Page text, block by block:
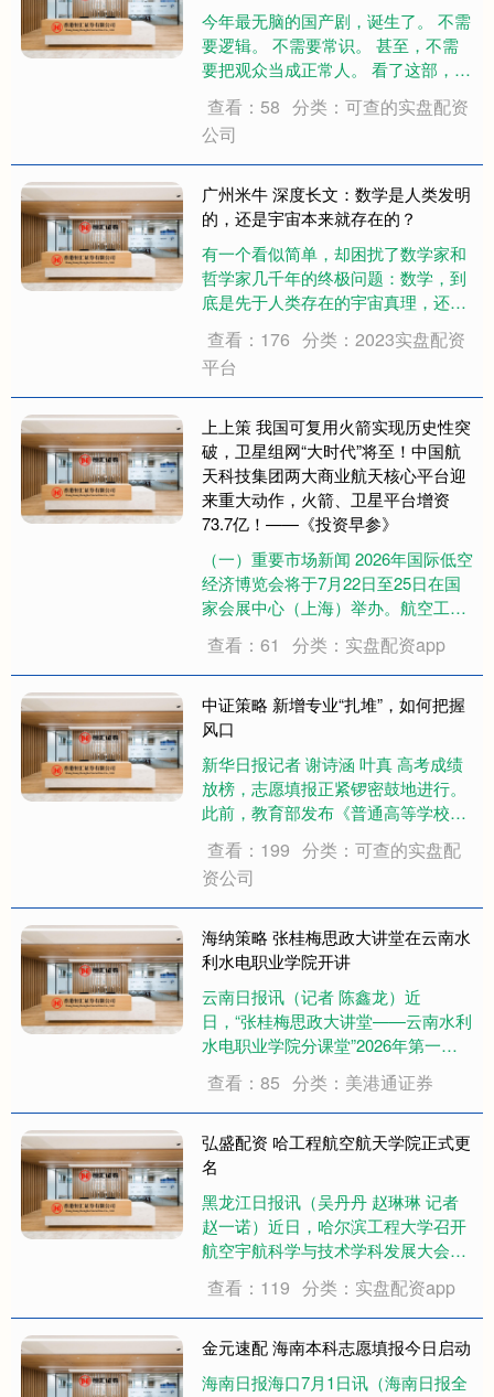
今年最无脑的国产剧，诞生了。 不需
要逻辑。 不需要常识。 甚至，不需
要把观众当成正常人。 看了这部，鱼
瓣评分4.7。 目前看来，这个分数还
是给高了。 看过之后，我整个人是麻
木的。 那种感觉就像是，编剧把你
的....
查看：58 分类：可查的实盘配资
公司
广州米牛 深度长文：数学是人类发明
的，还是宇宙本来就存在的？
有一个看似简单，却困扰了数学家和
哲学家几千年的终极问题：数学，到
底是先于人类存在的宇宙真理，还是
我们从小到大学习数学，早就形成了
根深蒂固的直觉：数学是绝对正确、
永恒不变的。 不管是2+2=4，三角形
内角和等....
查看：176 分类：2023实盘配资
平台
上上策 我国可复用火箭实现历史性突
破，卫星组网“大时代”将至！中国航
天科技集团两大商业航天核心平台迎
来重大动作，火箭、卫星平台增资
73.7亿！——《投资早参》
（一）重要市场新闻 2026年国际低空
经济博览会将于7月22日至25日在国
家会展中心（上海）举办。航空工
国家级低空技术方案；、达索、爱普
生、赢创等外资企业带来国际前沿航
电、航空材料技术；亿航智能、广联
航空等上....
查看：61 分类：实盘配资app
中证策略 新增专业“扎堆”，如何把握
风口
新华日报记者 谢诗涵 叶真 高考成绩
放榜，志愿填报正紧锣密鼓地进行。
此前，教育部发布《普通高等学校本
种普通高校本科专业。本科专业目录
在“交叉学科”门类中首批列入未来机
器人、交叉工程等11种目录内已有专
业....
查看：199 分类：可查的实盘配
资公司
海纳策略 张桂梅思政大讲堂在云南水
利水电职业学院开讲
云南日报讯（记者 陈鑫龙）近
日，“张桂梅思政大讲堂——云南水利
水电职业学院分课堂”2026年第一讲
邀请全国教书育人楷模、第十四届全
国人大代表农加贵及其先进事迹宣讲
团进校开讲。 本次讲堂以“三尺讲台
守初心，立德树人铸师魂”为主题，从
多元视角展....
查看：85 分类：美港通证券
弘盛配资 哈工程航空航天学院正式更
名
黑龙江日报讯（吴丹丹 赵琳琳 记者
赵一诺）近日，哈尔滨工程大学召开
航空宇航科学与技术学科发展大会，
名为航空航天学院。学校将以此为新
起点，深耕海空跨域特色发展路径，
推动船海与航空航天深度交叉融合，
服务海洋强国、....
查看：119 分类：实盘配资app
金元速配 海南本科志愿填报今日启动
海南日报海口7月1日讯（海南日报全